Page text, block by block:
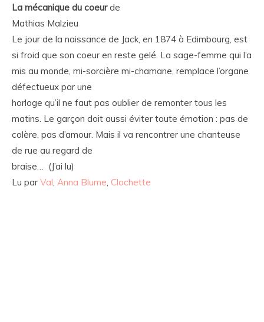
La mécanique du coeurde
Mathias Malzieu
Le jour de la naissance de Jack, en 1874 à Edimbourg, est
si froid que son coeur en reste gelé. La sage-femme qui l’a
mis au monde, mi-sorcière mi-chamane, remplace l’organe
défectueux par une
horloge qu’il ne faut pas oublier de remonter tous les
matins. Le garçon doit aussi éviter toute émotion : pas de
colère, pas d’amour. Mais il va rencontrer une chanteuse
de rue au regard de
braise… (J’ai lu)
Lu par Val, Anna Blume, Clochette